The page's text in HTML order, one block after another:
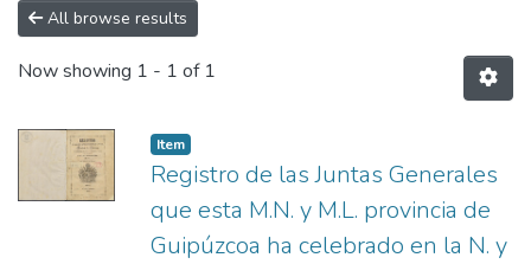
All browse results
Now showing 1 - 1 of 1
Item
Registro de las Juntas Generales
que esta M.N. y M.L. provincia de
Guipúzcoa ha celebrado en la N. y